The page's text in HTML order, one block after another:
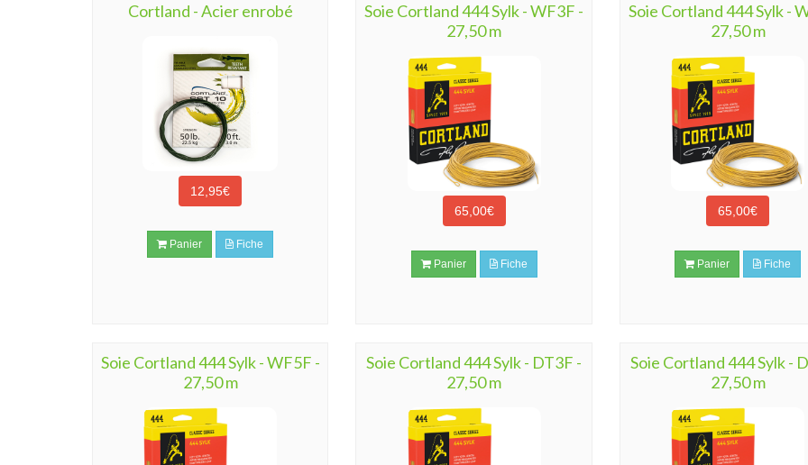
Cortland - Acier enrobé
12,95€
Panier Fiche
Soie Cortland 444 Sylk - WF3F -
27,50 m
65,00€
Panier Fiche
Soie Cortland 444 Sylk -
27,50 m
65,00€
Panier Fiche
Soie Cortland 444 Sylk - WF5F -
27,50 m
Soie Cortland 444 Sylk - DT3F -
27,50 m
Soie Cortland 444 Sylk -
27,50 m